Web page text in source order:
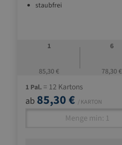
staubfrei
1
85,30 €
6
78,30 €
1 Pal. = 12 Kartons
ab 85,30 € / KARTON